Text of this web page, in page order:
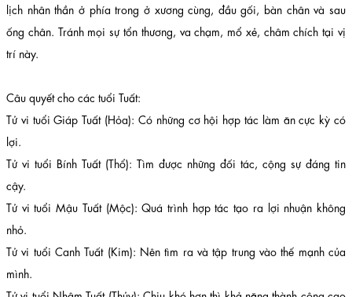
lịch nhân thần ở phía trong ở xương cùng, đầu gối, bàn chân và sau
ống chân. Tránh mọi sự tổn thương, va chạm, mổ xẻ, châm chích tại vị
trí này.
Câu quyết cho các tuổi Tuất:
Tử vi tuổi Giáp Tuất (Hỏa): Có những cơ hội hợp tác làm ăn cực kỳ có
lợi.
Tử vi tuổi Bính Tuất (Thổ): Tìm được những đối tác, cộng sự đáng tin
cậy.
Tử vi tuổi Mậu Tuất (Mộc): Quá trình hợp tác tạo ra lợi nhuận không
nhỏ.
Tử vi tuổi Canh Tuất (Kim): Nên tìm ra và tập trung vào thế mạnh của
mình.